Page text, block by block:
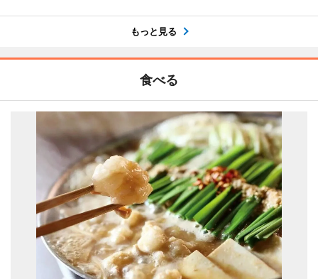
もっと見る
食べる